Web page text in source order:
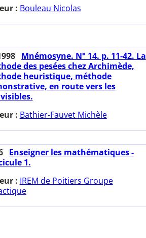
: Bouleau Nicolas
Mnémosyne. N° 14. p. 11-42. La
des pesées chez Archimède,
heuristique, méthode
en route vers les
: Bathier-Fauvet Michèle
Enseigner les mathématiques -
1.
: IREM de Poitiers Groupe